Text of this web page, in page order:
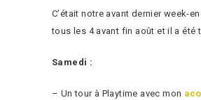
C’était notre avant dernier week-
tous les 4 avant fin août et il a été
Samedi :
– Un tour à Playtime avec mon